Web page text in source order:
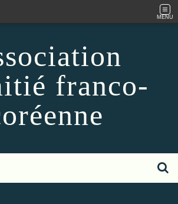
MENU
franco-